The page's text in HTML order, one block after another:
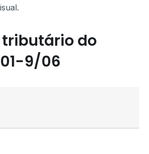
tributário do
9/06